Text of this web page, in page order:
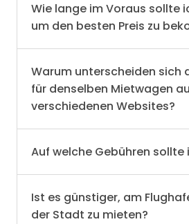
Wie lange im Voraus sollte
um den besten Preis zu
Warum unterscheiden sich
für denselben Mietwagen
verschiedenen Websites?
Auf welche Gebühren sollte
Ist es günstiger, am
der Stadt zu mieten?